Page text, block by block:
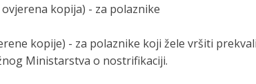
kopija) - za polaznike
kopije) - za polaznike koji žele vršiti
Ministarstva o nostrifikaciji.